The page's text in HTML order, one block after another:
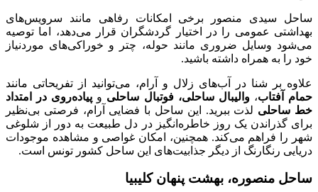
ساحل سیدی منصور برخی امکانات رفاهی مانند سرویس‌های
بهداشتی عمومی را در اختیار گردشگران قرار می‌دهد، اما توصیه
می‌شود وسایل ضروری مانند حوله، چتر و خوراکی‌های موردنیاز
خود را به همراه داشته باشید.
علاوه بر شنا در آب‌های زلال و آرام، می‌توانید از تفریحاتی مانند
حمام آفتاب،والیبال ساحلی، فوتبال ساحلی و پیاده‌روی در امتداد
خط ساحلی لذت ببرید. این ساحل با فضایی آرام، فرصتی بی‌نظیر
برای گذراندن یک روز خاطره‌انگیز در دل طبیعت به دور از شلوغی
شهر را فراهم می‌کند. همچنین، امکان غواصی و مشاهده موجودات
دریایی رنگارنگ از دیگر جذابیت‌های این ساحل کشور تونس است.
ساحل منصوره، بهشت پنهان کلیبیا